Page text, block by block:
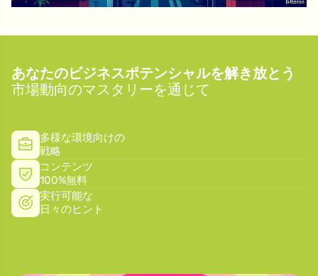
あなたのビジネスポテンシャルを解き放とう
市場動向のマスタリーを通じて
多様な環境向けの
戦略
コンテンツ
100%無料
実行可能な
日々のヒント